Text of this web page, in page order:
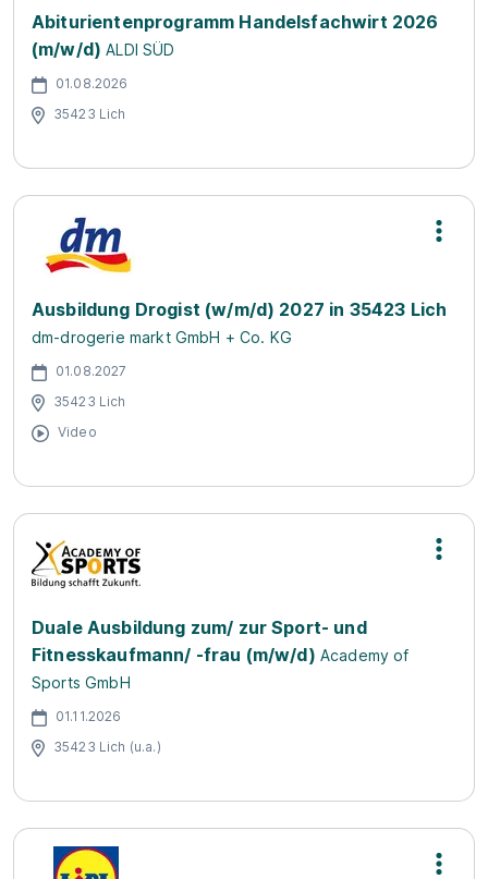
Abiturientenprogramm Handelsfachwirt 2026
(m/w/d) ALDI SÜD
01.08.2026
35423 Lich
Ausbildung Drogist (w/m/d) 2027 in 35423 Lich
dm-drogerie markt GmbH + Co. KG
01.08.2027
35423 Lich
Video
Duale Ausbildung zum/ zur Sport- und
Fitnesskaufmann/ -frau (m/w/d) Academy of
Sports GmbH
01.11.2026
35423 Lich (u.a.)